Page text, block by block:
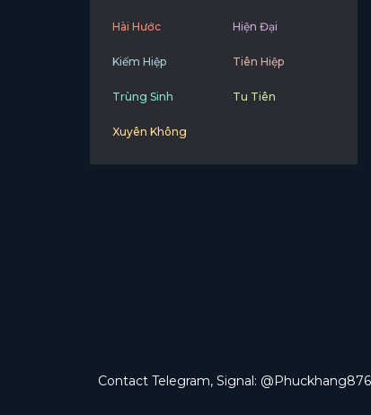
Hài Hước Hiện Đại
Kiếm Hiệp Tiên Hiệp
Trùng Sinh Tu Tiên
Xuyên Không
Contact Telegram, Signal: @Phuckhang876